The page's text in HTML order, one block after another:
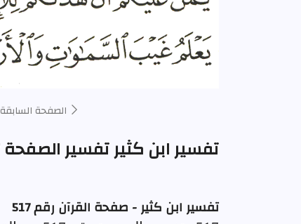
الصفحة السابقة
تفسير ابن كثير تفسير الصفحة 517 من المصحف
تفسير ابن كثير - صفحة القرآن رقم 517